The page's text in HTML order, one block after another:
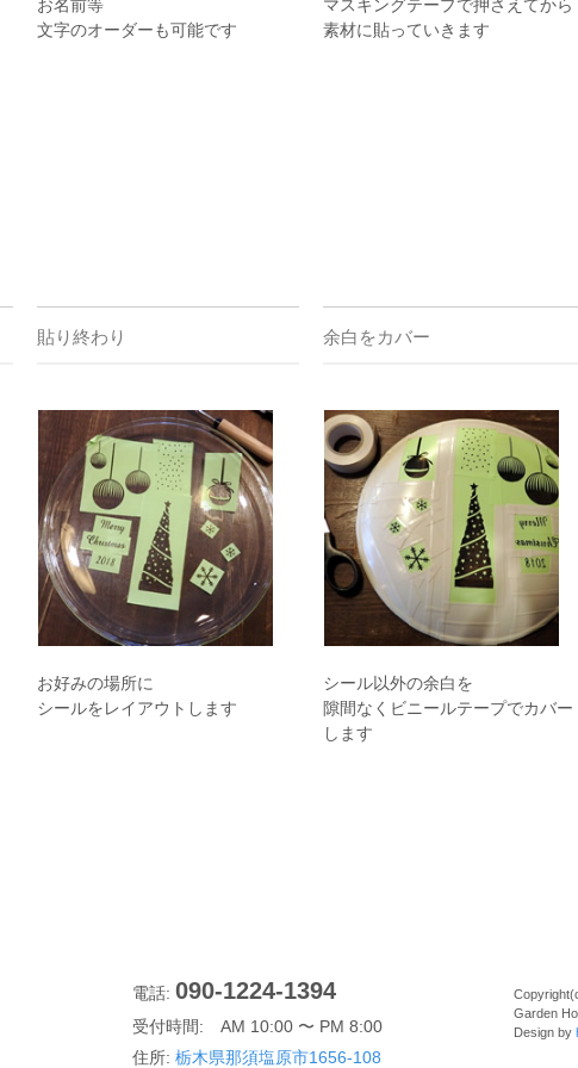
お名前等
文字のオーダーも可能です
マスキングテープで押さえてから
素材に貼っていきます
貼り終わり
お好みの場所に
シールをレイアウトします
余白をカバー
シール以外の余白を
隙間なくビニールテープでカバー
します
電話: 090-1224-1394
受付時間: AM 10:00 〜 PM 8:00
住所: 栃木県那須塩原市1656-108
Garden
Design by